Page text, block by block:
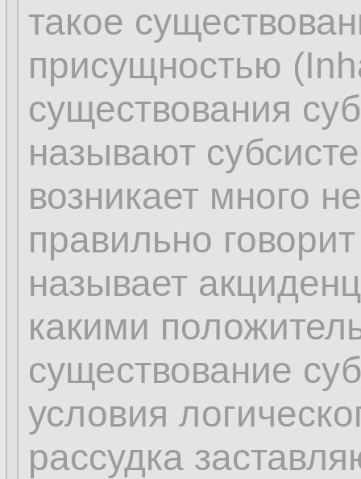
такое
присущностью
существования
называют
возникает много
правильно
называет
какими
существование
условия
рассудка